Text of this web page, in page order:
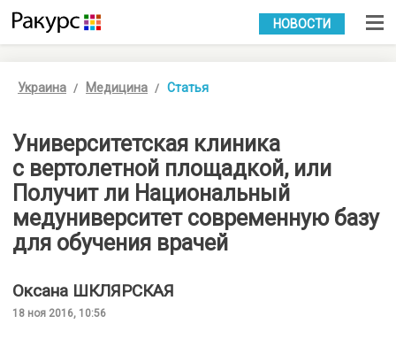
УКР РУС
НОВОСТИ
Украина Медицина Статья
Университетская клиника
с вертолетной площадкой, или
Получит ли Национальный
медуниверситет современную базу
для обучения врачей
Оксана ШКЛЯРСКАЯ
18 ноя 2016, 10:56